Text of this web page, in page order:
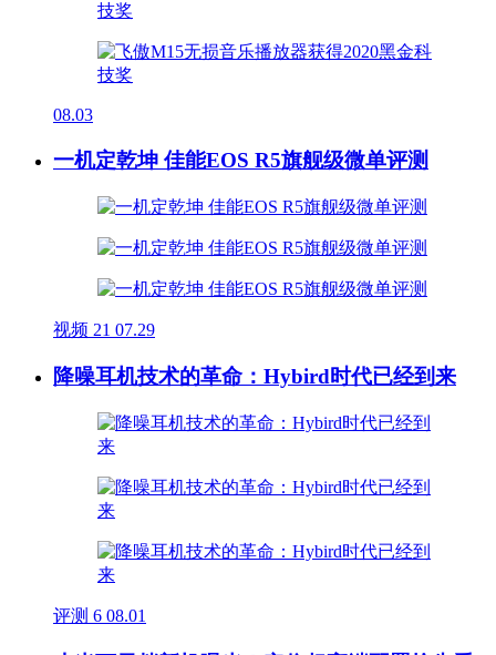
08.03
一机定乾坤 佳能EOS R5旗舰级微单评测
视频 21 07.29
降噪耳机技术的革命：Hybird时代已经到来
评测 6 08.01